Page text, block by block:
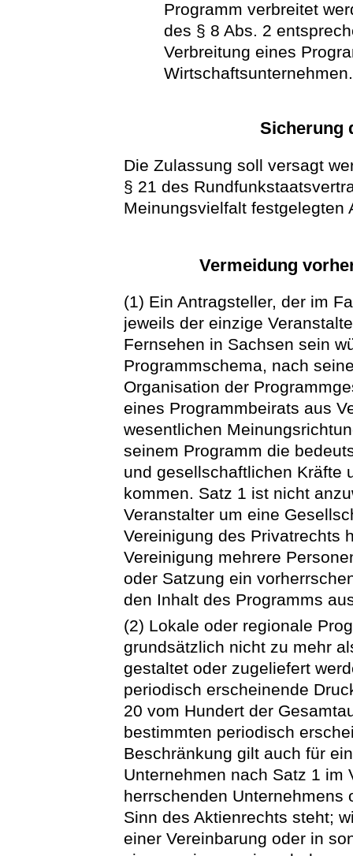
Programm verbreitet
des § 8 Abs. 2
Verbreitung eines
Wirtschaftsunternehmen.
Sicherung
Die Zulassung soll versagt
§ 21 des
Meinungsvielfalt festgelegten
Vermeidung
(1) Ein Antragsteller, der im
jeweils der einzige
Fernsehen in Sachsen sein
Programmschema, nach
Organisation der
eines Programmbeirats aus
wesentlichen
seinem Programm die
und gesellschaftlichen Kräfte
kommen. Satz 1 ist nicht
Veranstalter um eine
Vereinigung des Privatrechts
Vereinigung mehrere
oder Satzung ein
den Inhalt des Programms
(2) Lokale oder regionale
grundsätzlich nicht zu mehr
gestaltet oder zugeliefert
periodisch erscheinende
20 vom Hundert der
bestimmten periodisch
Beschränkung gilt auch für
Unternehmen nach Satz 1 im
herrschenden Unternehmens
Sinn des Aktienrechts steht;
einer Vereinbarung oder in